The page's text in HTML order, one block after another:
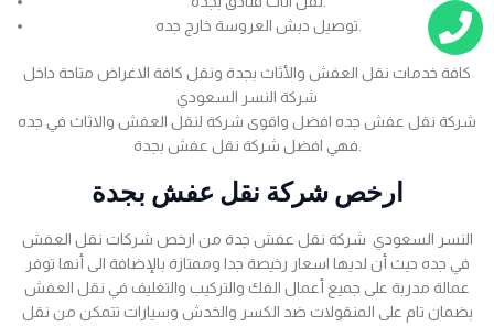
توصيل دبش العروسة خارج جده.
كافة خدمات نقل العفش والأثاث بجدة ونقل كافة الاغراض متاحة داخل
شركة النسر السعودي
شركة نقل عفش جده افضل واقوى شركة لنقل العفش والاثاث في جده
فهي افضل شركة نقل عفش بجدة.
ارخص شركة نقل عفش بجدة
النسر السعودي شركة نقل عفش جدة من ارخص شركات نقل العفش
في جده حيث أن لديها اسعار رخيصة جدا وممتازة بالإضافة الى أنها توفر
عمالة مدربة على جميع أعمال الفك والتركيب والتغليف في نقل العفش
بضمان تام على المنقولات ضد الكسر والخدش وسيارات تتمكن من نقل